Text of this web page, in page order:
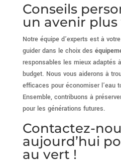
Conseils
un avenir
Notre équipe d’experts est à
guider dans le choix des
responsables les mieux adaptés
budget. Nous vous aiderons à
efficaces pour économiser l’eau
Ensemble, contribuons à
pour les générations futures.
Contactez-
aujourd’hui
au vert !